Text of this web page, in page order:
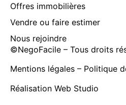
Offres immobilières
Vendre ou faire estimer
Nous rejoindre
©NegoFacile – Tous droits
Mentions légales – Politique
Réalisation Web Studio